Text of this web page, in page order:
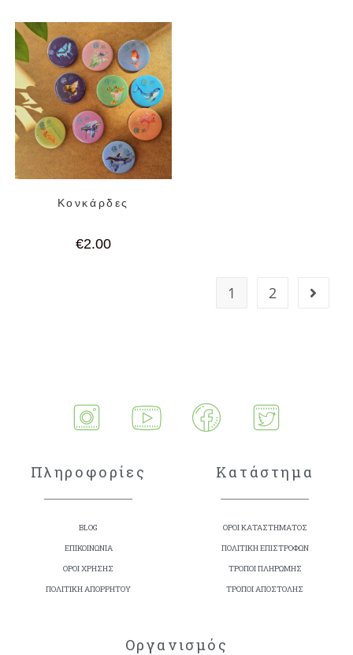
Κονκάρδες
€2.00
1 2
Πληροφορίες
BLOG
ΕΠΙΚΟΙΝΩΝΙΑ
ΟΡΟΙ ΧΡΗΣΗΣ
ΠΟΛΙΤΙΚΗ ΑΠΟΡΡΗΤΟΥ
Κατάστημα
ΟΡΟΙ ΚΑΤΑΣΤΗΜΑΤΟΣ
ΠΟΛΙΤΙΚΗ ΕΠΙΣΤΡΟΦΩΝ
ΤΡΟΠΟΙ ΠΛΗΡΩΜΗΣ
ΤΡΟΠΟΙ ΑΠΟΣΤΟΛΗΣ
Οργανισμός